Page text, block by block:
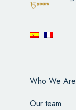
Who We Are
Our team